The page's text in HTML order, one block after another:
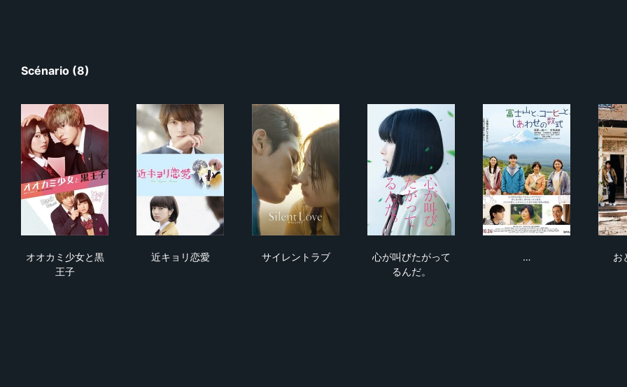
Scénario (8)
オオカミ少女と黒
王子
近キョリ恋愛
サイレントラブ
心が叫びたがって
るんだ。
…
お